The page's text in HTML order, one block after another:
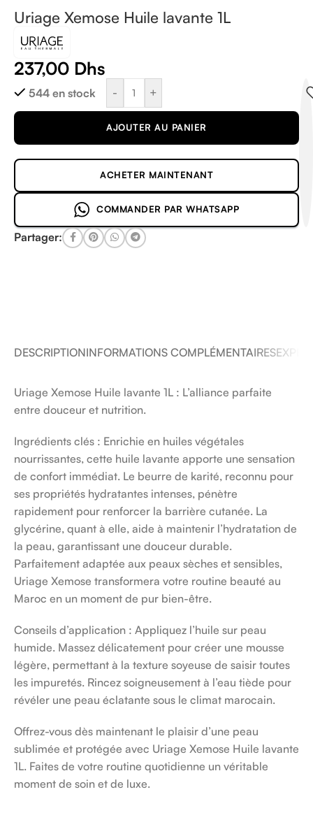
Uriage Xemose Huile lavante 1L
237,00 Dhs
544 en stock - +
AJOUTER AU PANIER
ACHETER MAINTENANT
COMMANDER PAR WHATSAPP
Partager:
DESCRIPTIONINFORMATIONS COMPLÉMENTAIRES
Uriage Xemose Huile lavante 1L : L’alliance parfaite
entre douceur et nutrition.
Ingrédients clés : Enrichie en huiles végétales
nourrissantes, cette huile lavante apporte une sensation
de confort immédiat. Le beurre de karité, reconnu pour
ses propriétés hydratantes intenses, pénètre
rapidement pour renforcer la barrière cutanée. La
glycérine, quant à elle, aide à maintenir l’hydratation de
la peau, garantissant une douceur durable.
Parfaitement adaptée aux peaux sèches et sensibles,
Uriage Xemose transformera votre routine beauté au
Maroc en un moment de pur bien-être.
Conseils d’application : Appliquez l’huile sur peau
humide. Massez délicatement pour créer une mousse
légère, permettant à la texture soyeuse de saisir toutes
les impuretés. Rincez soigneusement à l’eau tiède pour
révéler une peau éclatante sous le climat marocain.
Offrez-vous dès maintenant le plaisir d’une peau
sublimée et protégée avec Uriage Xemose Huile lavante
1L. Faites de votre routine quotidienne un véritable
moment de soin et de luxe.